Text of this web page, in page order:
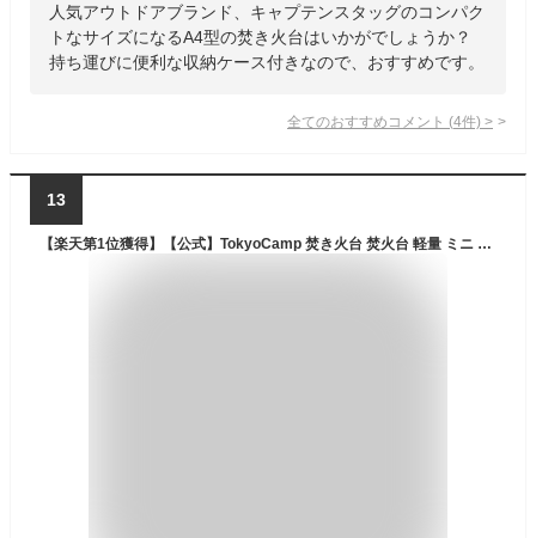
人気アウトドアブランド、キャプテンスタッグのコンパク
トなサイズになるA4型の焚き火台はいかがでしょうか？
持ち運びに便利な収納ケース付きなので、おすすめです。
全てのおすすめコメント (4件) >
13
【楽天第1位獲得】【公式】TokyoCamp 焚き火台 焚火台 軽量 ミニ 焚火 ソロ コンパクト 折りたたみ式 折り畳み ソロキャンプ ファミリーキャンプ キャンプギア キャンプグッズ